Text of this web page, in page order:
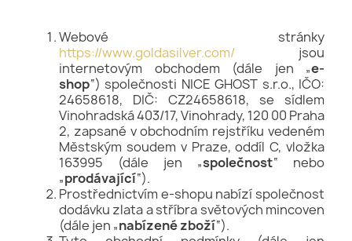
Webové stránky
https://www.goldasilver.com/ jsou
internetovým obchodem (dále jen „e-
shop“) společnosti NICE GHOST s.r.o., IČO:
24658618, DIČ: CZ24658618, se sídlem
Vinohradská 403/17, Vinohrady, 120 00 Praha
2, zapsané v obchodním rejstříku vedeném
Městským soudem v Praze, oddíl C, vložka
163995 (dále jen „společnost“ nebo
„prodávající“).
Prostřednictvím e-shopu nabízí společnost
dodávku zlata a stříbra světových mincoven
(dále jen „nabízené zboží“).